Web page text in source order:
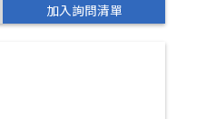
加入詢問清單